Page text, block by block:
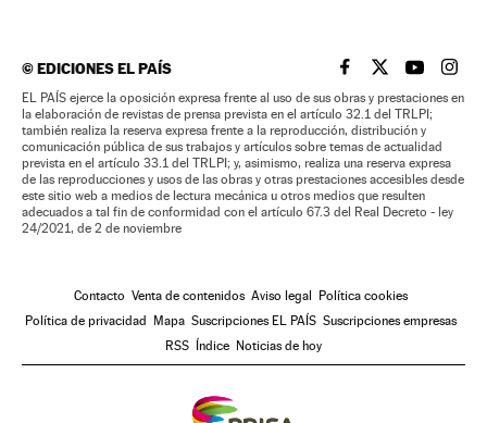
©EDICIONES EL PAÍS EL PAÍS BRASIL EN
EL PAÍSEL PAÍS
EL
EL PAÍS ejerce la oposición expresa frente al uso de sus obras y prestaciones en
la elaboración de revistas de prensa prevista en el artículo 32.1 del TRLPI;
también realiza la reserva expresa frente a la reproducción, distribución y
comunicación pública de sus trabajos y artículos sobre temas de actualidad
prevista en el artículo 33.1 del TRLPI; y, asimismo, realiza una reserva expresa
de las reproducciones y usos de las obras y otras prestaciones accesibles desde
este sitio web a medios de lectura mecánica u otros medios que resulten
adecuados a tal fin de conformidad con el artículo 67.3 del Real Decreto - ley
24/2021, de 2 de noviembre
Contacto Venta de contenidos Aviso legal Política cookies
Política de privacidad Mapa Suscripciones EL PAÍS Suscripciones empresas
RSS Índice Noticias de hoy